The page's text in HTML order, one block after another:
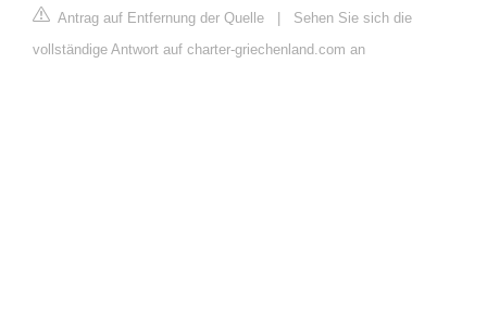
Antrag auf Entfernung der Quelle | Sehen Sie sich die
vollständige Antwort auf charter-griechenland.com an